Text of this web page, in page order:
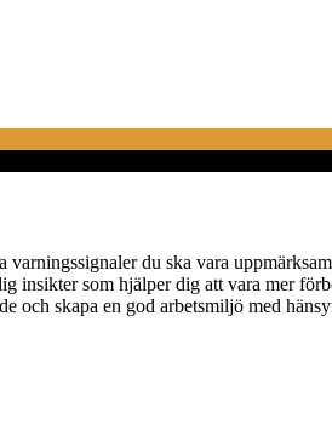
du ska vara
insikter som hjälper dig att vara mer
och skapa en god arbetsmiljö med